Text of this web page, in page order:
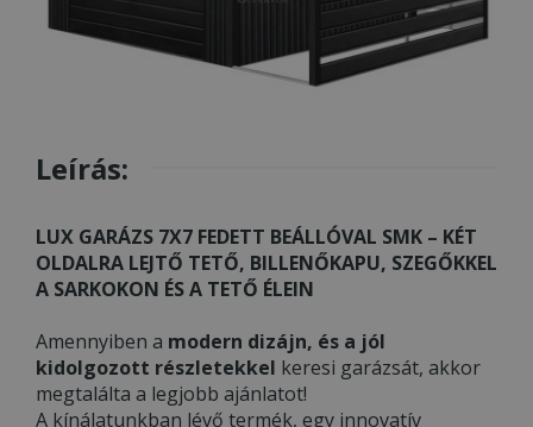
Leírás:
LUX GARÁZS 7X7 FEDETT BEÁLLÓVAL SMK – KÉT
OLDALRA LEJTŐ TETŐ, BILLENŐKAPU, SZEGŐKKEL
A SARKOKON ÉS A TETŐ ÉLEIN
Amennyiben a modern dizájn, és a jól
kidolgozott részletekkel keresi garázsát, akkor
megtalálta a legjobb ajánlatot!
A kínálatunkban lévő termék, egy innovatív